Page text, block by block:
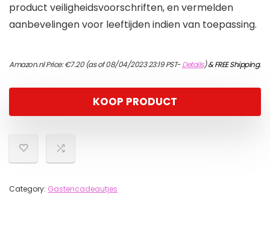
product veiligheidsvoorschriften, en vermelden
aanbevelingen voor leeftijden indien van toepassing.
Amazon.nl Price:€7.20(as of 08/04/2023 23:19 PST-Details)&FREE Shipping.
KOOP PRODUCT
Category: Gastencadeautjes